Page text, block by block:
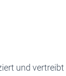
und vertreibt